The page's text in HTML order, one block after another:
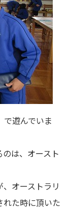
で遊んでいま
は、オースト
オーストラリ
れた時に頂いた